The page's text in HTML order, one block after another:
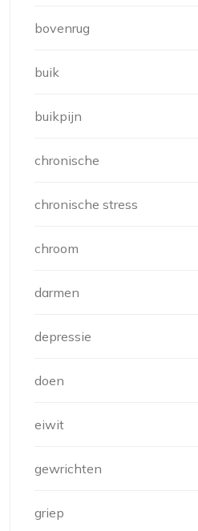
bovenrug
buik
buikpijn
chronische
chronische stress
chroom
darmen
depressie
doen
eiwit
gewrichten
griep